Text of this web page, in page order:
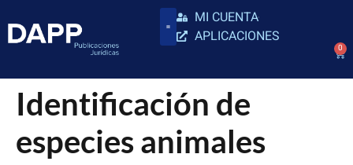
MI CUENTA
APLICACIONES
0
Identificación de
especies animales